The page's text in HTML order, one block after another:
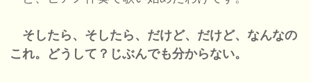
そしたら、そしたら、だけど、だけど、なんなの
これ。どうして？じぶんでも分からない。